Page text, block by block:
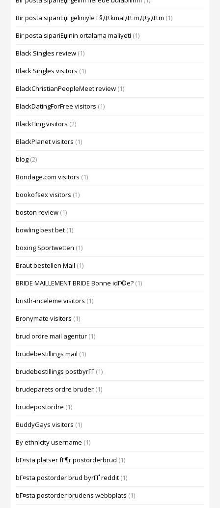
Bir posta sipariЕџi geliniyle Г§Д±kmalД± mД±yД±m (1)
Bir posta sipariЕџinin ortalama maliyeti (1)
Black Singles review (1)
Black Singles visitors (1)
BlackChristianPeopleMeet review (1)
BlackDatingForFree visitors (1)
BlackFling visitors (2)
BlackPlanet visitors (1)
blog (2)
Bondage.com visitors (1)
bookofsex visitors (1)
boston review (1)
bowling best bet (1)
boxing Sportwetten (1)
Braut bestellen Mail (1)
BRIDE MAILLEMENT BRIDE Bonne idГ©e? (1)
bristlr-inceleme visitors (1)
Bronymate visitors (1)
brud ordre mail agentur (1)
brudebestillings mail (1)
brudebestillings postbyrГҐ (1)
brudeparets ordre bruder (1)
brudepostordre (1)
BuddyGays visitors (1)
By ethnicity username (1)
bГ¤sta platser fГ¶r postorderbrud (1)
bГ¤sta postorder brud byrГҐ reddit (1)
bГ¤sta postorder brudens webbplats (1)